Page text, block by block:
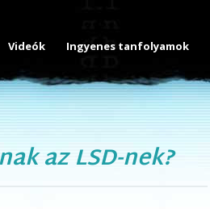
Videók Ingyenes tanfolyamok
az LSD-nek?